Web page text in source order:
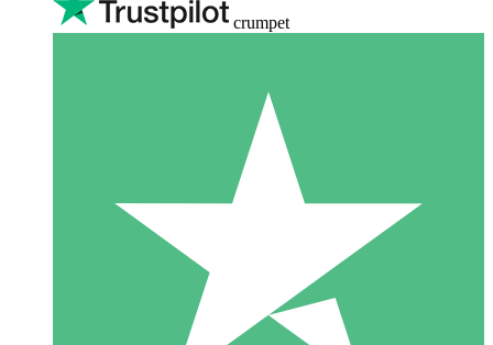
crumpet